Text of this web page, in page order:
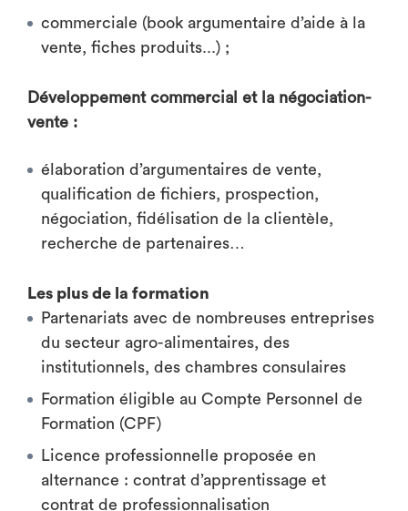
commerciale (book argumentaire d’aide à la
vente, fiches produits...) ;
Développement commercial et la négociation-
vente :
élaboration d’argumentaires de vente,
qualification de fichiers, prospection,
négociation, fidélisation de la clientèle,
recherche de partenaires…
Les plus de la formation
Partenariats avec de nombreuses entreprises
du secteur agro-alimentaires, des
institutionnels, des chambres consulaires
Formation éligible au Compte Personnel de
Formation (CPF)
Licence professionnelle proposée en
alternance : contrat d’apprentissage et
contrat de professionnalisation